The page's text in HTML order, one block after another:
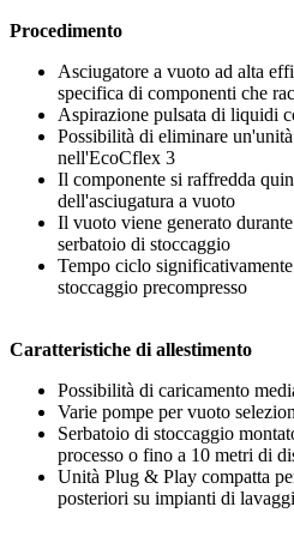
Procedimento
Asciugatore a vuoto ad alta
specifica di componenti che
Aspirazione pulsata di liquidi
Possibilità di eliminare
nell'EcoCflex 3
Il componente si raffredda
dell'asciugatura a vuoto
Il vuoto viene generato
serbatoio di stoccaggio
Tempo ciclo
stoccaggio precompresso
Caratteristiche di allestimento
Possibilità di caricamento
Varie pompe per vuoto
Serbatoio di stoccaggio
processo o fino a 10 metri di
Unità Plug & Play compatta
posteriori su impianti di